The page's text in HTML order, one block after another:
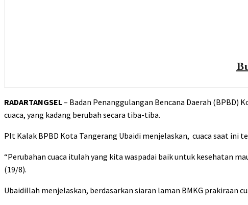
RADARTANGSEL– Badan Penanggulangan Bencana Daerah (BPBD)
cuaca, yang kadang berubah secara tiba-tiba.
Plt Kalak BPBD Kota Tangerang Ubaidi menjelaskan, cuaca saat ini
“Perubahan cuaca itulah yang kita waspadai baik untuk kesehatan
(19/8).
Ubaidillah menjelaskan, berdasarkan siaran laman BMKG prakiraan